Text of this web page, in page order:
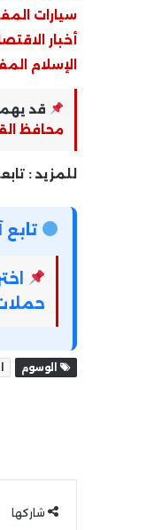
سيارات
أخبار
الإسلام
قد
محافظ القليوبية:
للمزيد :
الوسوم
شاركها